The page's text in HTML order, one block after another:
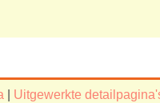
Uitgewerkte